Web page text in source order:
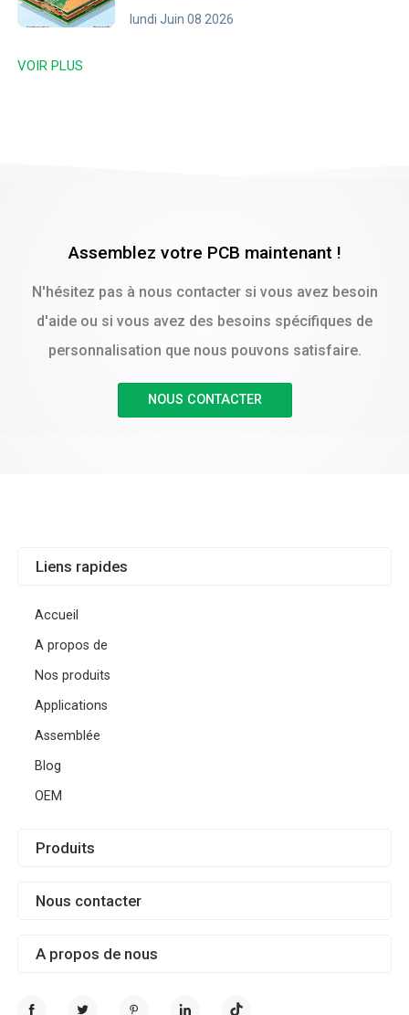
lundi Juin 08 2026
VOIR PLUS
Assemblez votre PCB maintenant !
N'hésitez pas à nous contacter si vous avez besoin
d'aide ou si vous avez des besoins spécifiques de
personnalisation que nous pouvons satisfaire.
NOUS CONTACTER
A propos de nous
Liens rapides
Accueil
A propos de
Nos produits
Applications
Assemblée
Blog
OEM
Produits
Nous contacter